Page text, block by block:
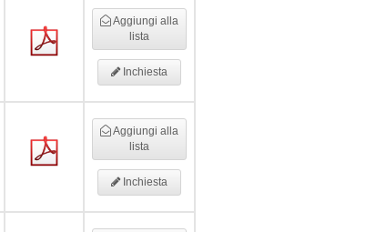
Aggiungi alla
lista
Inchiesta
Aggiungi alla
lista
Inchiesta